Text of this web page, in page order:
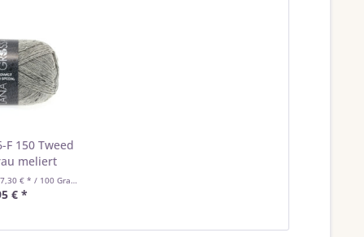
150 Tweed
meliert
€ * / 100 Gramm)
€ *